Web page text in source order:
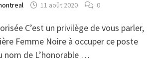
11 août 2020 0
C’est un privilège de vous parler,
Femme Noire à occuper ce poste
nom de L’honorable …